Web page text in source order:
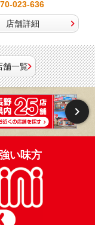
023-636
店舗詳細
舗一覧
い味方